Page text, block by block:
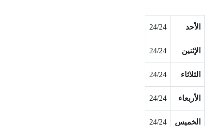
الأحد 24/24
الإثنين 24/24
الثلاثاء 24/24
الأربعاء 24/24
الخميس 24/24